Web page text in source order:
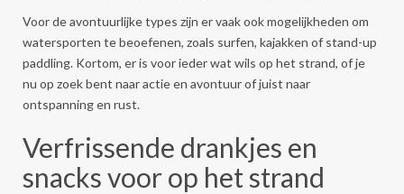
Voor de avontuurlijke types zijn er vaak ook mogelijkheden om
watersporten te beoefenen, zoals surfen, kajakken of stand-up
paddling. Kortom, er is voor ieder wat wils op het strand, of je
nu op zoek bent naar actie en avontuur of juist naar
ontspanning en rust.
Verfrissende drankjes en
snacks voor op het strand